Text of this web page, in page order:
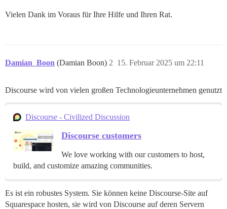
Vielen Dank im Voraus für Ihre Hilfe und Ihren Rat.
Damian_Boon (Damian Boon) 15. Februar 2025 um 22:11
2
Discourse wird von vielen großen Technologieunternehmen genutzt
Discourse - Civilized Discussion
Discourse customers
We love working with our customers to host,
build, and customize amazing communities.
Es ist ein robustes System. Sie können keine Discourse-Site auf
Squarespace hosten, sie wird von Discourse auf deren Servern